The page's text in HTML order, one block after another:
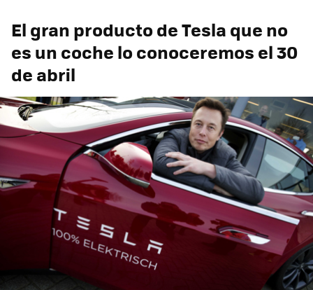
El gran producto de Tesla que no
es un coche lo conoceremos el 30
de abril